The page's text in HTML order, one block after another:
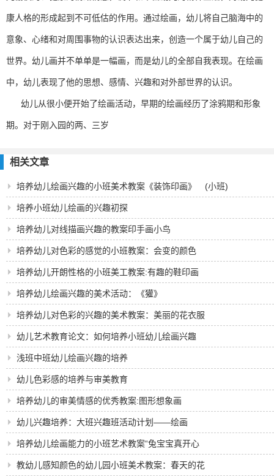
康人格的形成起到不可低估的作用。通过绘画，幼儿将自己脑海中的
意象、心绪和对周围事物的认识表达出来，创造一个属于幼儿自己的
世界。幼儿画并不单单是一幅画，而是幼儿的全部自我表现。在绘画
中，幼儿表现了他的思想、感情、兴趣和对外部世界的认识。
幼儿从很小便开始了绘画活动，早期的绘画经历了涂鸦期和形象
期。对于刚入园的两、三岁
相关文章
培养幼儿绘画兴趣的小班美术教案《装饰印画》 (小班)
培养小班幼儿绘画的兴趣初探
培养幼儿对线描画兴趣的教案印手画小鸟
培养幼儿对色彩的感觉的小班教案：会变的颜色
培养幼儿开朗性格的小班美工教案:有趣的鞋印画
培养幼儿绘画兴趣的美术活动：《獾》
培养幼儿对色彩的兴趣的美术教案：美丽的花衣服
幼儿艺术教育论文：如何培养小班幼儿绘画兴趣
浅班中班幼儿绘画兴趣的培养
幼儿色彩感的培养与审美教育
培养幼儿的审美情感的优秀教案:图形想象画
幼儿兴趣培养：大班兴趣班活动计划——绘画
培养幼儿绘画能力的小班艺术教案“兔宝宝真开心
教幼儿感知颜色的幼儿园小班美术教案：春天的花